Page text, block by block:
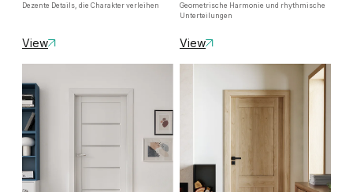
Dezente Details, die Charakter verleihen
View
Geometrische Harmonie und rhythmische
Unterteilungen
View